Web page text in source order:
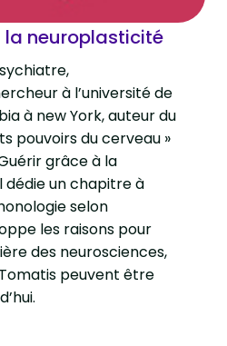
la neuroplasticité
à l’université de
à new York, auteur du
pouvoirs du cerveau »
grâce à la
dédie un chapitre à
selon
les raisons pour
des neurosciences,
peuvent être